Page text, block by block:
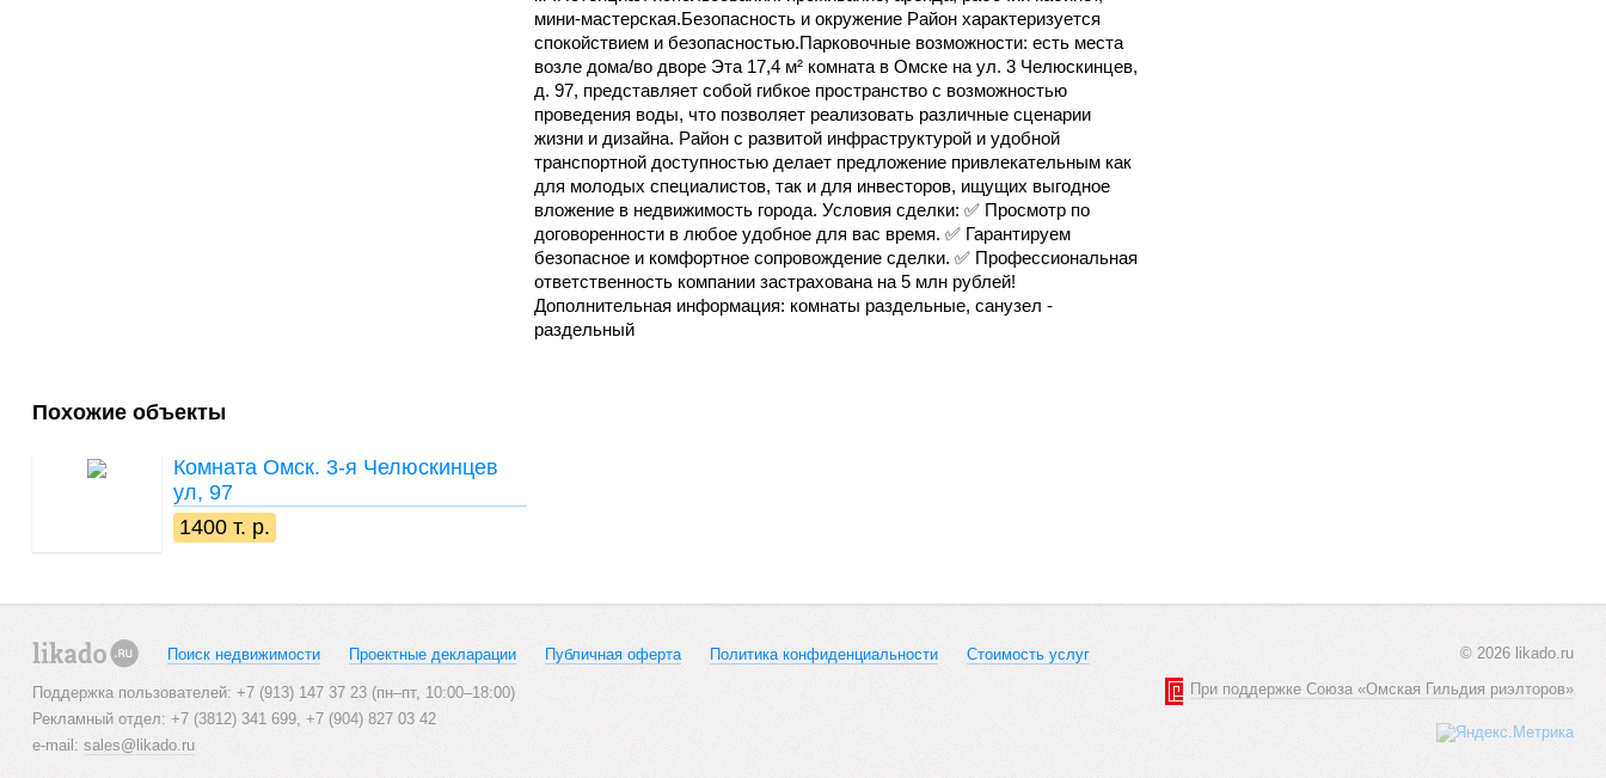
мини-мастерская.Безопасность и окружение Район характеризуется
спокойствием и безопасностью.Парковочные возможности: есть места
возле дома/во дворе Эта 17,4 м² комната в Омске на ул. 3 Челюскинцев,
д. 97, представляет собой гибкое пространство с возможностью
проведения воды, что позволяет реализовать различные сценарии
жизни и дизайна. Район с развитой инфраструктурой и удобной
транспортной доступностью делает предложение привлекательным как
для молодых специалистов, так и для инвесторов, ищущих выгодное
вложение в недвижимость города. Условия сделки: ✅ Просмотр по
договоренности в любое удобное для вас время. ✅ Гарантируем
безопасное и комфортное сопровождение сделки. ✅ Профессиональная
ответственность компании застрахована на 5 млн рублей!
Дополнительная информация: комнаты раздельные, санузел -
раздельный
Похожие объекты
Комната Омск. 3-я Челюскинцев
ул, 97
1400 т. р.
Поиск недвижимости Проектные декларации Публичная оферта Политика конфиденциальности Стоимость услуг
Поддержка пользователей: +7 (913) 147 37 23 (пн–пт, 10:00–18:00)
Рекламный отдел: +7 (3812) 341 699, +7 (904) 827 03 42
e-mail: sales@likado.ru
© 2026 likado.ru
При поддержке Союза «Омская Гильдия риэлторов»